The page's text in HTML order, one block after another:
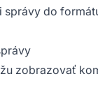
správy do
zobrazovať